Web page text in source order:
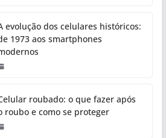
evolução dos celulares históricos:
1973 aos smartphones
roubado: o que fazer após
roubo e como se proteger